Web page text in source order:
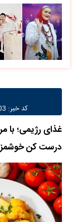
کد خبر: 252903
غذای رژیمی؛ با
درست کن